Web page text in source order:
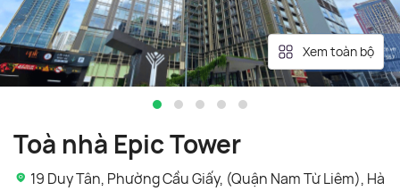
Xem toàn bộ
Toà nhà Epic Tower
19 Duy Tân, Phường Cầu Giấy, (Quận Nam Từ Liêm), Hà